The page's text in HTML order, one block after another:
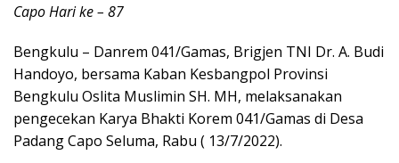
Capo Hari ke – 87
Bengkulu – Danrem 041/Gamas, Brigjen TNI Dr. A. Budi
Handoyo, bersama Kaban Kesbangpol Provinsi
Bengkulu Oslita Muslimin SH. MH, melaksanakan
pengecekan Karya Bhakti Korem 041/Gamas di Desa
Padang Capo Seluma, Rabu ( 13/7/2022).